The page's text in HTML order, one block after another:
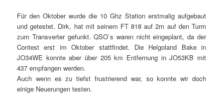
Für den Oktober wurde die 10 Ghz Station erstmalig aufgebaut
und getestet. Dirk, hat mit seinem FT 818 auf 2m auf den Turm
zum Transverter gefunkt. QSO`s waren nicht eingeplant, da der
Contest erst im Oktober stattfindet. Die Helgoland Bake in
JO34WE konnte aber über 205 km Entfernung in JO53KB mit
437 empfangen werden.
Auch wenn es zu tiefst frustrierend war, so konnte wir doch
einige Neuerungen testen.